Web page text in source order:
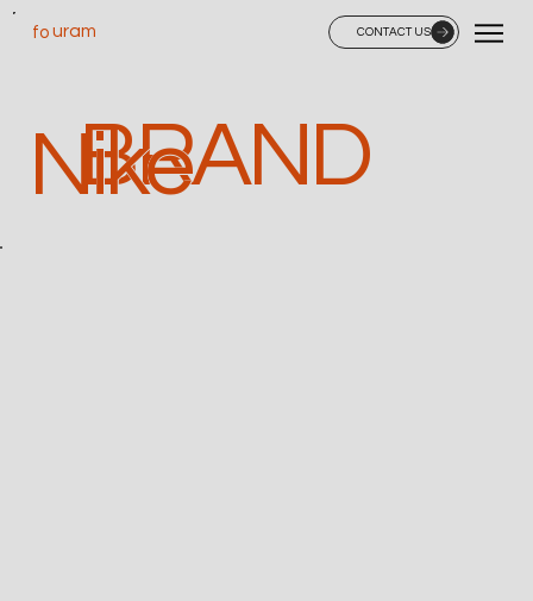
CONTACT US
uram
fo
BRAND
Nike